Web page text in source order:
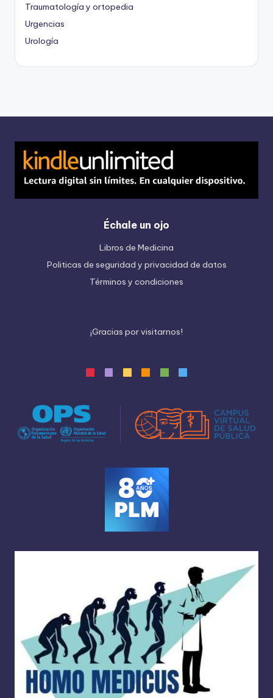
Traumatología y ortopedia
Urgencias
Urología
Échale un ojo
Libros de Medicina
Politicas de seguridad y privacidad de datos
Términos y condiciones
¡Gracias porvisitarnos!